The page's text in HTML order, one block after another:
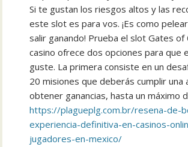
Si te gustan los riesgos altos y las
este slot es para vos. ¡Es como
salir ganando! Prueba el slot Gates of
casino ofrece dos opciones para que
guste. La primera consiste en un
20 misiones que deberás cumplir una
obtener ganancias, hasta un máximo
https://plagueplg.com.br/resena-de-
experiencia-definitiva-en-casinos-
jugadores-en-mexico/